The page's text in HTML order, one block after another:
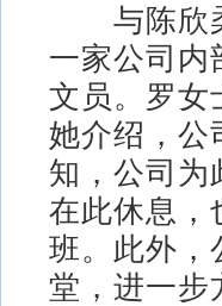
与陈欣柔
一家公司内
文员。罗女
她介绍，公
知，公司为
在此休息，
班。此外，
堂，进一步